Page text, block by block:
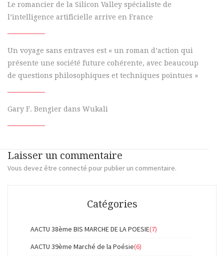
Le romancier de la Silicon Valley spécialiste de
l’intelligence artificielle arrive en France
Un voyage sans entraves est « un roman d’action qui
présente une société future cohérente, avec beaucoup
de questions philosophiques et techniques pointues »
Gary F. Bengier dans Wukali
Laisser un commentaire
Vous devez être connecté pour publier un commentaire.
Catégories
AACTU 38ème BIS MARCHE DE LA POESIE(7)
AACTU 39ème Marché de la Poésie(6)